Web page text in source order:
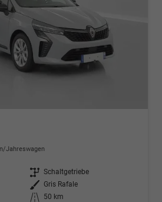
Jahreswagen
Getriebe Schaltgetriebe
Außenfarbe
Gris Rafale
Kilometerstand
50 km